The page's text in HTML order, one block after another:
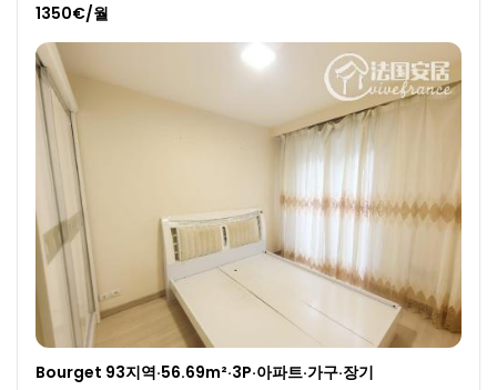
1350€/월
Bourget 93지역·56.69m²·3P·아파트·가구·장기